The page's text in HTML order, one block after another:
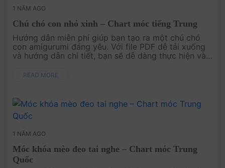
1 NĂM AGO
Chú chó con nhỏ xinh – Chart móc tiếng Trung
Hướng dẫn miễn phí giúp bạn tạo ra một chú chó
con amigurumi đáng yêu. Với file PDF dễ tải xuống
và hướng dẫn chi tiết, bạn sẽ dễ dàng thực hiện và
một chú chó con vào bộ ....
READ MORE
1 NĂM AGO
Móc khóa mèo đeo tai nghe – Chart móc Trung
Quốc